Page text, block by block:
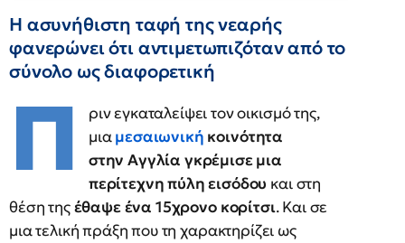
Η ασυνήθιστη ταφή της νεαρής
φανερώνει ότι αντιμετωπιζόταν από το
σύνολο ως διαφορετική
Π
ριν εγκαταλείψει τον οικισμό της,
μιαμεσαιωνική κοινότητα
στην Αγγλία γκρέμισε μια
περίτεχνη πύλη εισόδου και στη
θέση τηςέθαψε ένα 15χρονο κορίτσι. Και σε
μια τελική πράξη που τη χαρακτηρίζει ως